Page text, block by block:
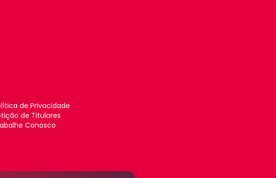
de Privacidade
de Titulares
Conosco